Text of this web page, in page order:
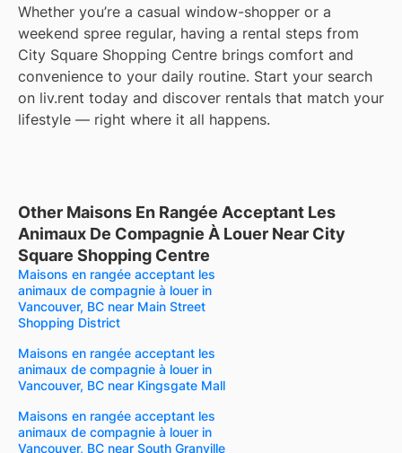
Whether you’re a casual window-shopper or a
weekend spree regular, having a rental steps from
City Square Shopping Centre brings comfort and
convenience to your daily routine. Start your search
on liv.rent today and discover rentals that match your
lifestyle — right where it all happens.
Other Maisons En Rangée Acceptant Les
Animaux De Compagnie À Louer Near City
Square Shopping Centre
Maisons en rangée acceptant les
animaux de compagnie à louer in
Vancouver, BC near Main Street
Shopping District
Maisons en rangée acceptant les
animaux de compagnie à louer in
Vancouver, BC near Kingsgate Mall
Maisons en rangée acceptant les
animaux de compagnie à louer in
Vancouver, BC near South Granville